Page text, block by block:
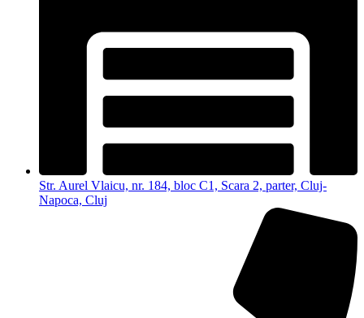
Str. Aurel Vlaicu, nr. 184, bloc C1, Scara 2, parter, Cluj-
Napoca, Cluj